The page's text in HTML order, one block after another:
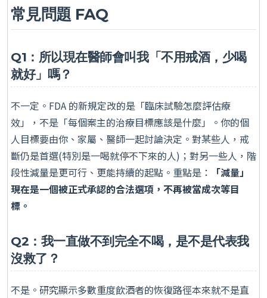
常見問題 FAQ
Q1：所以現在醫師會叫我「不用戒酒，少喝
就好」嗎？
不一定。FDA 的新規定改的是「臨床試驗怎麼評估療
效」，不是「每個案主的治療目標應該是什麼」。你的個
人目標要由你、家屬、醫師一起討論決定。對某些人，戒
斷仍是首選(特別是一喝就停不下來的人)；對另一些人，階
段性減量是更可行、更能持續的起點。重點是：
「減量」
現在是一個被正式承認的合法選項，不再被當成次等目
標。
Q2：我一直做不到完全不喝，是不是代表我
沒救了？
不是。研究顯示多數重度飲酒者的恢復路徑本來就不是直